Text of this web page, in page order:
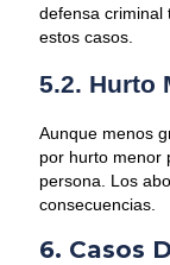
defensa criminal
estos casos.
5.2. Hurto
Aunque menos
por hurto menor
persona. Los
consecuencias.
6. Casos